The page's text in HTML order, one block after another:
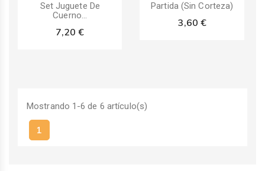
Set Juguete De
Cuerno...
7,20 €
Partida (Sin Corteza)
3,60 €
Mostrando 1-6 de 6 artículo(s)
1